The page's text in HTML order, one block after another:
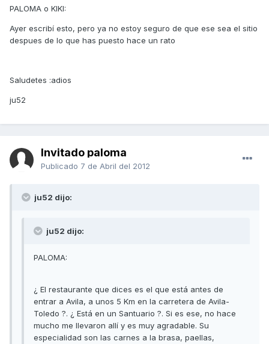
PALOMA o KIKI:
Ayer escribí esto, pero ya no estoy seguro de que ese sea el sitio
despues de lo que has puesto hace un rato
Saludetes :adios
ju52
Invitado paloma
Publicado 7 de Abril del 2012
ju52 dijo:
ju52 dijo:
PALOMA:
¿ El restaurante que dices es el que está antes de
entrar a Avila, a unos 5 Km en la carretera de Avila-
Toledo ?. ¿ Está en un Santuario ?. Si es ese, no hace
mucho me llevaron allí y es muy agradable. Su
especialidad son las carnes a la brasa, paellas,